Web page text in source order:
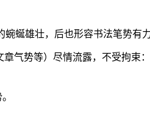
蜿蜒雄壮，后也形容书法笔势有
章气势等）尽情流露，不受拘束